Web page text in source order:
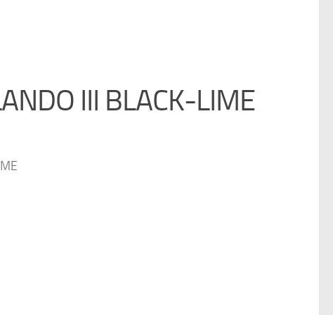
III BLACK-LIME